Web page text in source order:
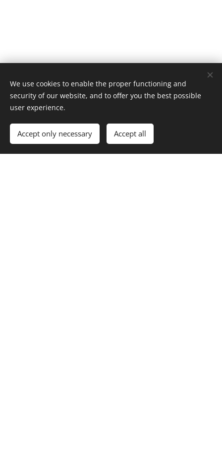
We use cookies to enable the proper functioning and
security of our website, and to offer you the best possible
user experience.
Accept only necessary Accept all